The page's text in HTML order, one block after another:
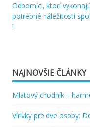
Navigácia
v
Odborníci, ktorí vykonajú
potrebné náležitosti
!
NAJNOVŠIE ČLÁNKY
Mlatový chodník –
Vírivky pre dve osoby: